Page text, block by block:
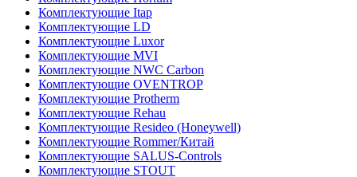
Комплектующие Itap
Комплектующие LD
Комплектующие Luxor
Комплектующие MVI
Комплектующие NWC Carbon
Комплектующие OVENTROP
Комплектующие Protherm
Комплектующие Rehau
Комплектующие Resideo (Honeywell)
Комплектующие Rommer/Китай
Комплектующие SALUS-Controls
Комплектующие STOUT